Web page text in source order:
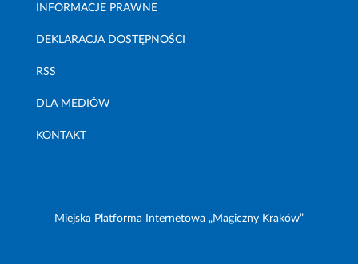
INFORMACJE PRAWNE
DEKLARACJA DOSTĘPNOŚCI
RSS
DLA MEDIÓW
KONTAKT
Miejska Platforma Internetowa „Magiczny Kraków”